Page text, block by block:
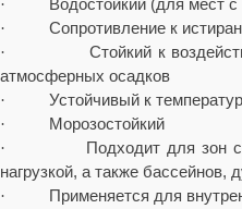
· Водостойкий (для мест с
· Сопротивление к
·
Стойкий к
атмосферных осадков
· Устойчивый к
· Морозостойкий
·
Подходит для зон
нагрузкой, а также
· Применяется для